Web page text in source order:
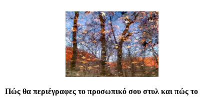
Πώς θα περιέγραφες το προσωπικό σου στυλ και πώς το